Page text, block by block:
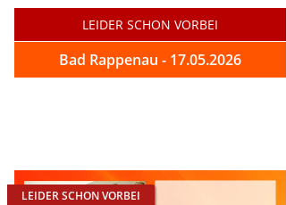
LEIDER SCHON VORBEI
Bad Rappenau - 17.05.2026
LEIDER SCHON VORBEI